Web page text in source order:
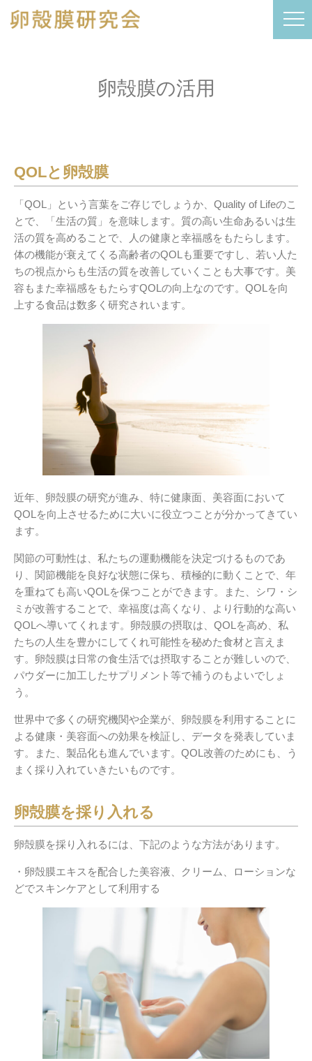
卵殻膜の活用
QOLと卵殻膜
「QOL」という言葉をご存じでしょうか、Quality of Lifeのこ
とで、「生活の質」を意味します。質の高い生命あるいは生
活の質を高めることで、人の健康と幸福感をもたらします。
体の機能が衰えてくる高齢者のQOLも重要ですし、若い人た
ちの視点からも生活の質を改善していくことも大事です。美
容もまた幸福感をもたらすQOLの向上なのです。QOLを向
上する食品は数多く研究されいます。
近年、卵殻膜の研究が進み、特に健康面、美容面において
QOLを向上させるために大いに役立つことが分かってきてい
ます。
関節の可動性は、私たちの運動機能を決定づけるものであ
り、関節機能を良好な状態に保ち、積極的に動くことで、年
を重ねても高いQOLを保つことができます。また、シワ・シ
ミが改善することで、幸福度は高くなり、より行動的な高い
QOLへ導いてくれます。卵殻膜の摂取は、QOLを高め、私
たちの人生を豊かにしてくれ可能性を秘めた食材と言えま
す。卵殻膜は日常の食生活では摂取することが難しいので、
パウダーに加工したサプリメント等で補うのもよいでしょ
う。
世界中で多くの研究機関や企業が、卵殻膜を利用することに
よる健康・美容面への効果を検証し、データを発表していま
す。また、製品化も進んでいます。QOL改善のためにも、う
まく採り入れていきたいものです。
卵殻膜を採り入れる
卵殻膜を採り入れるには、下記のような方法があります。
・卵殻膜エキスを配合した美容液、クリーム、ローションな
どでスキンケアとして利用する